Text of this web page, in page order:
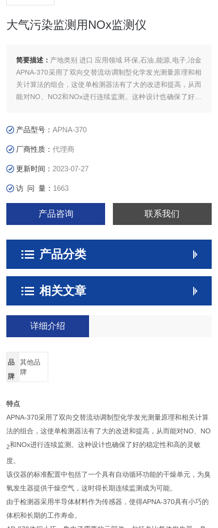
大气污染监测用NOx监测仪
简要描述： 产地类别 进口 应用领域 环保,石油,能源,电子,冶金
APNA-370采用了双向交替流动调制型化学发光测量原理和相
关计算法的组合，这使单检测器法有了大的改进和提高，从而
能对NO、NO2和NOx进行连续监测。这种设计也确保了好的
产品型号：APNA-370
厂商性质：代理商
更新时间： 2023-07-27
访 问 量： 1663
产品咨询 联系我们
产品分类
相关文章
详细介绍
品
牌
其他品
牌
特点
APNA-370采用了双向交替流动调制型化学发光测量原理和相关计算
法的组合，这使单检测器法有了大的改进和提高，从而能对NO、NO
2和NOx进行连续监测。这种设计也确保了好的稳定性和高的灵敏
度。
该仪器的标准配置中包括了一个具有自动循环功能的干燥单元，为臭
氧发生器提供干燥空气，这时得长期连续监测成为可能。
由于检测器采用半导体材料作为传感器，使得APNA-370具有小巧的
体积和长期的工作寿命。